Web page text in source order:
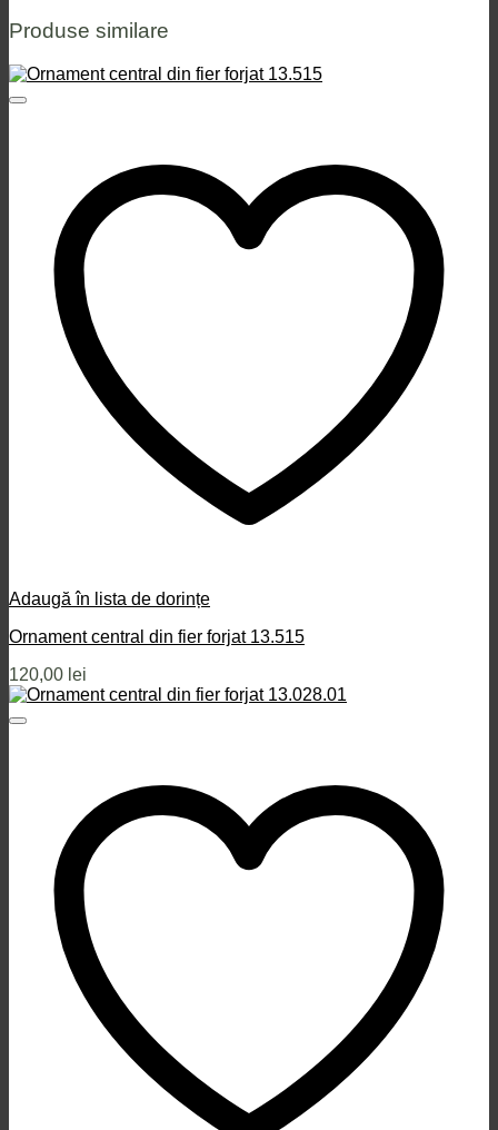
Produse similare
Adaugă în lista de dorințe
Ornament central din fier forjat 13.515
120,00 lei